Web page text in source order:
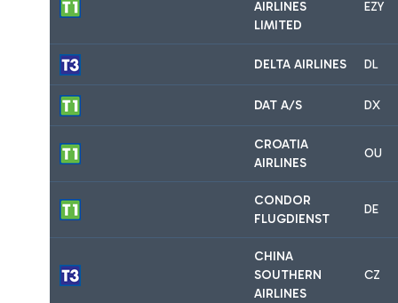
AIRLINES
LIMITED
EZY
DELTA AIRLINES DL
DAT A/S DX
CROATIA
AIRLINES
OU
CONDOR
FLUGDIENST
DE
CHINA
SOUTHERN
AIRLINES
CZ